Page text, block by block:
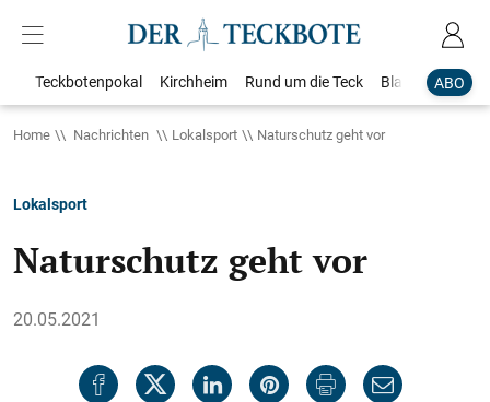
ABO
Teckbotenpokal Kirchheim Rund um die Teck Blaulicht
Home Nachrichten Lokalsport Naturschutz geht vor
Lokalsport
Naturschutz geht vor
20.05.2021